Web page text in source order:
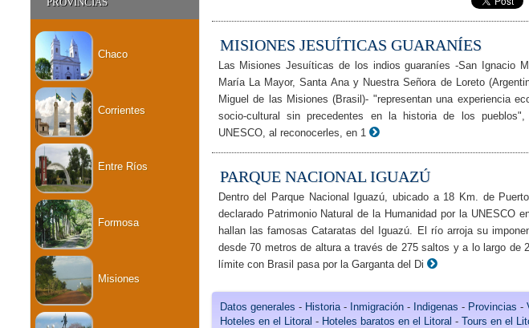
Chaco
Corrientes
Entre Ríos
Formosa
Misiones
MISIONES JESUÍTICAS GUARANÍES
Las Misiones Jesuíticas de los indios guaraníes -San Ignacio
María La Mayor, Santa Ana y Nuestra Señora de Loreto
Miguel de las Misiones (Brasil)- "representan una experiencia
socio-cultural sin precedentes en la historia de los
UNESCO, al reconocerles, en 1
PARQUE NACIONAL IGUAZÚ
Dentro del Parque Nacional Iguazú, ubicado a 18 Km. de
declarado Patrimonio Natural de la Humanidad por la UNESCO
hallan las famosas Cataratas del Iguazú. El río arroja su
desde 70 metros de altura a través de 275 saltos y a lo largo de
límite con Brasil pasa por la Garganta del Di
Datos generales - Historia- Inmigración- Indigenas - Provincias -
Hoteles en el Litoral - Hoteles baratos en el Litoral - Tours en el